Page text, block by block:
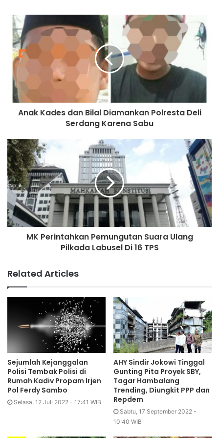
t
e
Anak Kades dan Bilal Diamankan Polresta Deli
Serdang Karena Sabu
MK Perintahkan Pemungutan Suara Ulang
Pilkada Labusel Di 16 TPS
Related Articles
Sejumlah Kejanggalan
Polisi Tembak Polisi di
Rumah Kadiv Propam Irjen
Pol Ferdy Sambo
Selasa, 12 Juli 2022 - 17:41 WIB
AHY Sindir Jokowi Tinggal
Gunting Pita Proyek SBY,
Tagar Hambalang
Trending, Diungkit PPP dan
Repdem
Sabtu, 17 September 2022 -
10:40 WIB